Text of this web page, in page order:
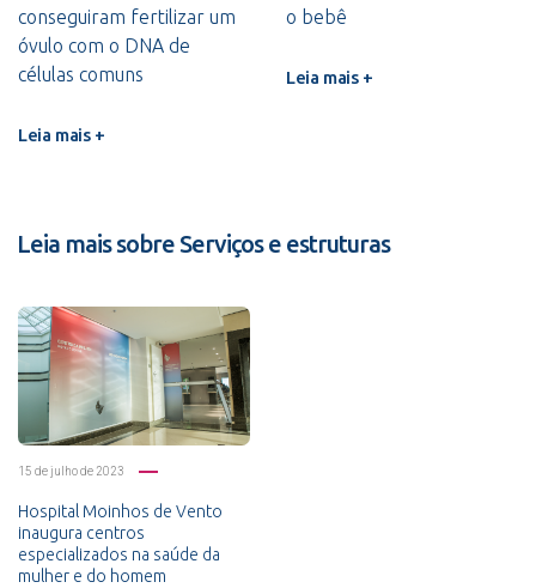
conseguiram fertilizar um
óvulo com o DNA de
células comuns
Leia mais +
o bebê
Leia mais +
Leia mais sobre Serviços e estruturas
15 de julho de 2023
Hospital Moinhos de Vento
inaugura centros
especializados na saúde da
mulher e do homem